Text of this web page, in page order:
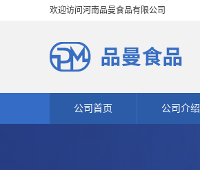
欢迎访问河南品曼食品有限公司
公司首页 公司介绍